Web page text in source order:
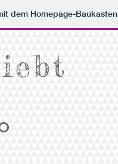
dem Homepage-